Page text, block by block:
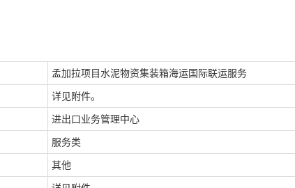
孟加拉项目水泥物资集装箱海运国际联运服务
详见附件。
进出口业务管理中心
服务类
其他